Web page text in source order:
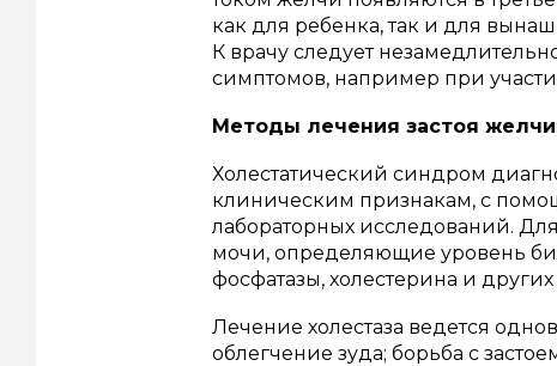
как для ребенка, так и для
К врачу следует
симптомов, например при
Методы лечения застоя
Холестатический синдром
клиническим признакам, с
лабораторных исследований.
мочи, определяющие уровень
фосфатазы, холестерина и
Лечение холестаза ведется
облегчение зуда; борьба с